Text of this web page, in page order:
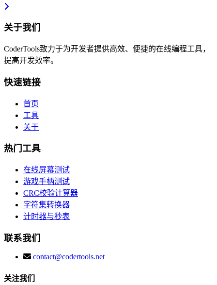
关于我们
CoderTools致力于为开发者提供高效、便捷的在线编程工具，
提高开发效率。
快速链接
首页
工具
关于
热门工具
在线屏幕测试
游戏手柄测试
CRC校验计算器
字符集转换器
计时器与秒表
联系我们
contact@codertools.net
关注我们